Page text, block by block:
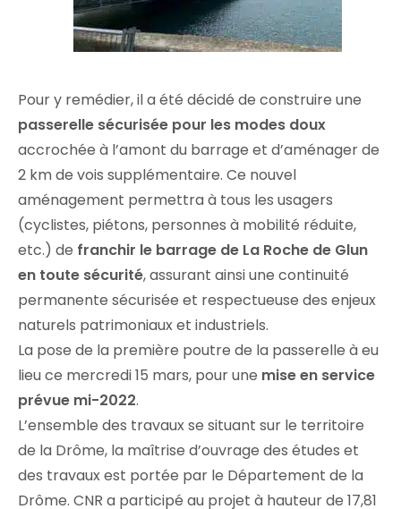
Pour y remédier, il a été décidé de construire une
passerelle sécurisée pour les modes doux
accrochée à l’amont du barrage et d’aménager de
2 km de vois supplémentaire. Ce nouvel
aménagement permettra à tous les usagers
(cyclistes, piétons, personnes à mobilité réduite,
etc.) de franchir le barrage de La Roche de Glun
en toute sécurité, assurant ainsi une continuité
permanente sécurisée et respectueuse des enjeux
naturels patrimoniaux et industriels.
La pose de la première poutre de la passerelle à eu
lieu ce mercredi 15 mars, pour une mise en service
prévue mi-2022.
L’ensemble des travaux se situant sur le territoire
de la Drôme, la maîtrise d’ouvrage des études et
des travaux est portée par le Département de la
Drôme. CNR a participé au projet à hauteur de 17,81